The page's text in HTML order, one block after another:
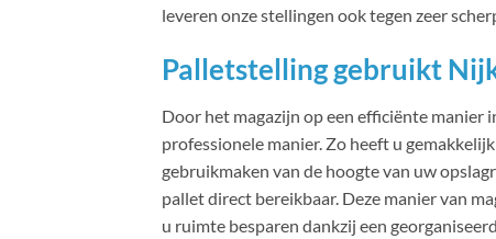
leveren onze stellingen ook tegen zeer
Palletstelling gebruikt
Door het magazijn op een efficiënte manier
professionele manier. Zo heeft u
gebruikmaken van de hoogte van uw
pallet direct bereikbaar. Deze manier van
u ruimte besparen dankzij een